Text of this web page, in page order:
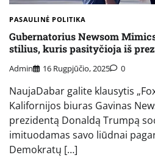
PASAULINĖ POLITIKA
Gubernatorius Newsom
stilius, kuris pasityčioja iš
Admin 16 Rugpjūčio, 2025 0
NaujaDabar galite klausytis
Kalifornijos biuras Gavinas
prezidentą Donaldą Trumpą
imituodamas savo liūdnai
Demokratų […]